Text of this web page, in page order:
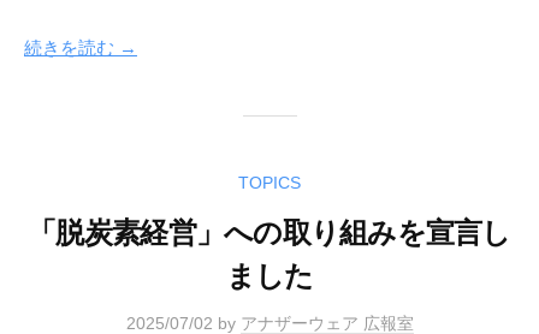
続きを読む →
TOPICS
「脱炭素経営」への取り組みを宣言し
ました
2025/07/02 by アナザーウェア 広報室